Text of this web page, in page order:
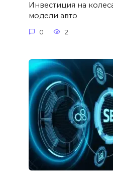
Инвестиция на
модели авто
0 2